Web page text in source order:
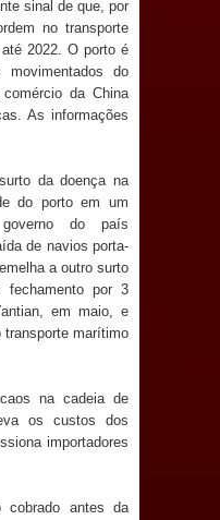
– Bacharela
inédita no mundo
temas polêmicos;
promove
com ações de
municipal
para Festa de
de 470 próteses
sinal de que, por
no transporte
2022. O porto é
movimentados do
da China
As informações
da doença na
do porto em um
do país
de navios porta-
a outro surto
por 3
em maio, e
marítimo
na cadeia de
os custos dos
importadores
cobrado antes da